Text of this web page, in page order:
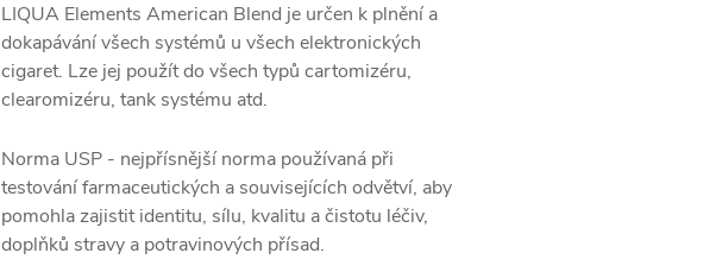
LIQUA Elements American Blend je určen k plnění a
dokapávání všech systémů u všech elektronických
cigaret. Lze jej použít do všech typů cartomizéru,
clearomizéru, tank systému atd.
Norma USP - nejpřísnější norma používaná při
testování farmaceutických a souvisejících odvětví, aby
pomohla zajistit identitu, sílu, kvalitu a čistotu léčiv,
doplňků stravy a potravinových přísad.